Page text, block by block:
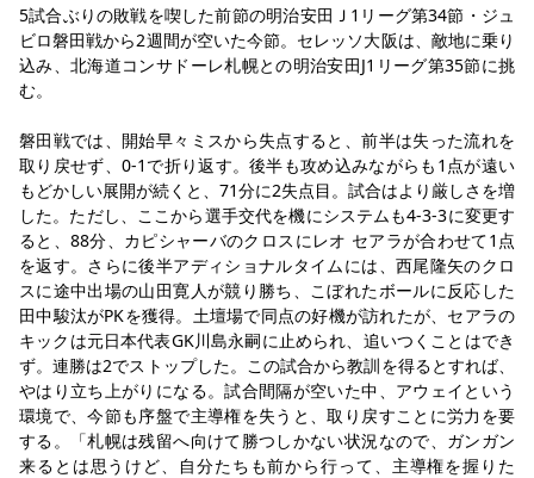
初めて観戦ガイド キッズ向けサービス グルメ
マッチデープログラム
観戦マナー&ルール
ビジターサポーター観戦ガイド 公式アプリ
DAZNで観戦
DAZNで観戦
アウェイツアー
アウェイツアー
よくある質問
よくある質問
サポートする
パートナー企業募集中 セレッソ大阪VISAカード
サポートスタッフ
Lise（ライセンスビジネス）
サステナビリティ
サステナビリティポリシー SDGsのゴール
インパクトレポート
活動レポート
SPORT POSITIVE LEAGUES 取り組み実績
スポーツクラブ
スポーツクラブ
関連団体/施設
長居公園 セレッソフットサルパーク セレッソフットサルパーク長居
セレッソスポーツパーク舞洲
YANMAR HANASAKA STADIUM
セレッソ大阪アカデミー 子供のサッカースクール
大人のサッカースクール
その他スポーツクラブ
ファンクラブ
SAKURA SOCIO SAKURA POINT Program 招待券引換方法
先行入場
まいセレチケット
会員規定 婚姻届・出生届・命名書
ニュース
すべて チーム グッズ チケット イベント
ファンクラブ
ホームタウン
パートナー スポーツクラブ メディア 30周年
レディース
アカデミー
5試合ぶりの敗戦を喫した前節の明治安田Ｊ1リーグ第34節・ジュ
ビロ磐田戦から2週間が空いた今節。セレッソ大阪は、敵地に乗り
込み、北海道コンサドーレ札幌との明治安田J1リーグ第35節に挑
む。
磐田戦では、開始早々ミスから失点すると、前半は失った流れを
取り戻せず、0-1で折り返す。後半も攻め込みながらも1点が遠い
もどかしい展開が続くと、71分に2失点目。試合はより厳しさを増
した。ただし、ここから選手交代を機にシステムも4-3-3に変更す
ると、88分、カピシャーバのクロスにレオ セアラが合わせて1点
を返す。さらに後半アディショナルタイムには、西尾隆矢のクロ
スに途中出場の山田寛人が競り勝ち、こぼれたボールに反応した
田中駿汰がPKを獲得。土壇場で同点の好機が訪れたが、セアラの
キックは元日本代表GK川島永嗣に止められ、追いつくことはでき
ず。連勝は2でストップした。この試合から教訓を得るとすれば、
やはり立ち上がりになる。試合間隔が空いた中、アウェイという
環境で、今節も序盤で主導権を失うと、取り戻すことに労力を要
する。「札幌は残留へ向けて勝つしかない状況なので、ガンガン
来るとは思うけど、自分たちも前から行って、主導権を握りた